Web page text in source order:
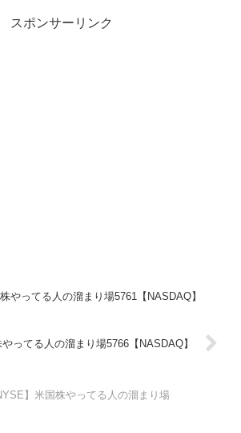
スポンサーリンク
やってる人の溜まり場5761【NASDAQ】
やってる人の溜まり場5766【NASDAQ】
】米国株やってる人の溜まり場